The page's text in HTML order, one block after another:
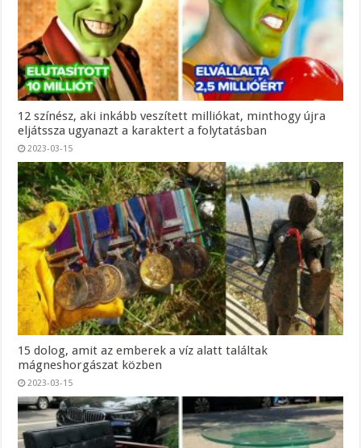
12 színész, aki inkább veszített milliókat, minthogy újra
eljátssza ugyanazt a karaktert a folytatásban
2023-03-15
15 dolog, amit az emberek a víz alatt találtak
mágneshorgászat közben
2023-03-15